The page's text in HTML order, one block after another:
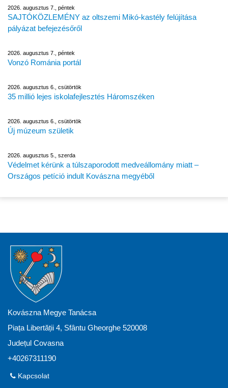
2026. augusztus 7., péntek
SAJTÓKÖZLEMÉNY az oltszemi Mikó-kastély felújítása
pályázat befejezésőről
2026. augusztus 7., péntek
Vonzó Románia portál
2026. augusztus 6., csütörtök
35 millió lejes iskolafejlesztés Háromszéken
2026. augusztus 6., csütörtök
Új múzeum születik
2026. augusztus 5., szerda
Védelmet kérünk a túlszaporodott medveállomány miatt –
Országos petíció indult Kovászna megyéből
Kovászna Megye Tanácsa
Piața Libertății 4, Sfântu Gheorghe 520008
Județul Covasna
+40267311190
Kapcsolat